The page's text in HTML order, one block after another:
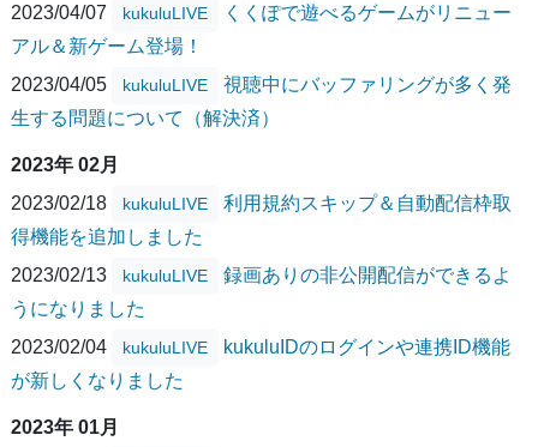
2023/04/07
kukuluLIVE
くくぽで遊べるゲームがリニュー
アル＆新ゲーム登場！
2023/04/05
kukuluLIVE
視聴中にバッファリングが多く発
生する問題について（解決済）
2023年 02月
2023/02/18
kukuluLIVE
利用規約スキップ＆自動配信枠取
得機能を追加しました
2023/02/13
kukuluLIVE
録画ありの非公開配信ができるよ
うになりました
2023/02/04
kukuluLIVE
kukuluIDのログインや連携ID機能
が新しくなりました
2023年 01月